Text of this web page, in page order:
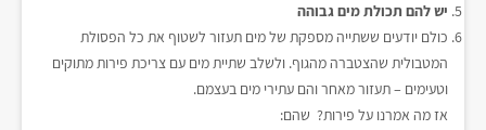
יש להם תכולת מים גבוהה
כולם יודעים ששתייה מספקת של מים תעזור לשטוף את כל הפסולת
המטבולית שהצטברה מהגוף. ולשלב שתיית מים עם צריכת פירות מתוקים
וטעימים – תעזור מאחר והם עתירי מים בעצמם.
אז מה אמרנו על פירות? שהם: